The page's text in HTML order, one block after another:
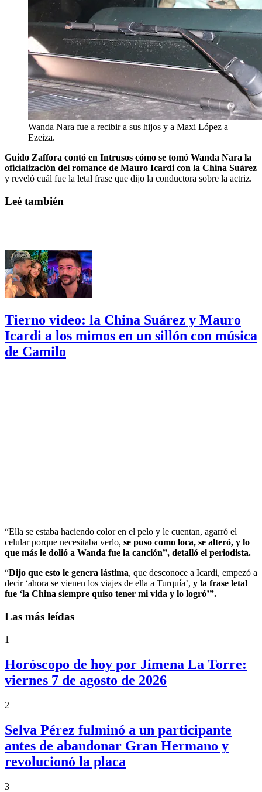
Wanda Nara fue a recibir a sus hijos y a Maxi López a
Ezeiza.
Guido Zaffora contó en Intrusos cómo se tomó Wanda Nara la
oficialización del romance de Mauro Icardi con la China Suárez
y reveló cuál fue la letal frase que dijo la conductora sobre la actriz.
Leé también
Tierno video: la China Suárez y Mauro
Icardi a los mimos en un sillón con música
de Camilo
“Ella se estaba haciendo color en el pelo y le cuentan, agarró el
celular porque necesitaba verlo, se puso como loca, se alteró, y lo
que más le dolió a Wanda fue la canción”, detalló el periodista.
“Dijo que esto le genera lástima, que desconoce a Icardi, empezó a
decir ‘ahora se vienen los viajes de ella a Turquía’, y la frase letal
fue ‘la China siempre quiso tener mi vida y lo logró’”.
Las más leídas
1
Horóscopo de hoy por Jimena La Torre:
viernes 7 de agosto de 2026
2
Selva Pérez fulminó a un participante
antes de abandonar Gran Hermano y
revolucionó la placa
3